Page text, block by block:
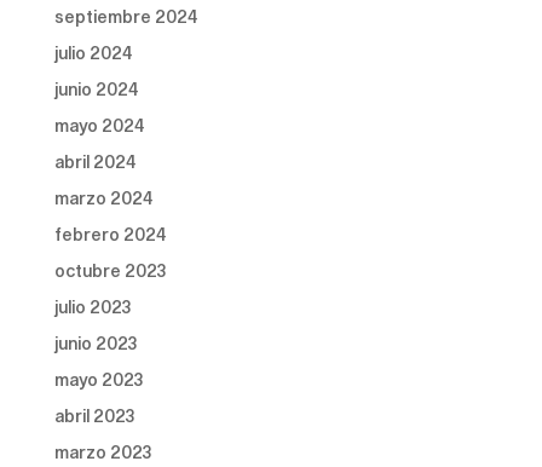
septiembre 2024
julio 2024
junio 2024
mayo 2024
abril 2024
marzo 2024
febrero 2024
octubre 2023
julio 2023
junio 2023
mayo 2023
abril 2023
marzo 2023